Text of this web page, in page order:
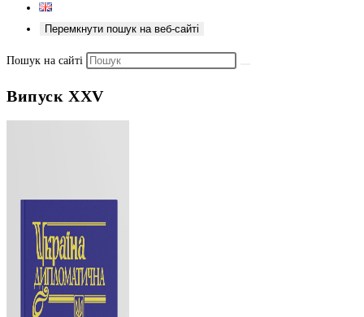
Перемкнути пошук на веб-сайті
Пошук на сайті
Випуск XXV